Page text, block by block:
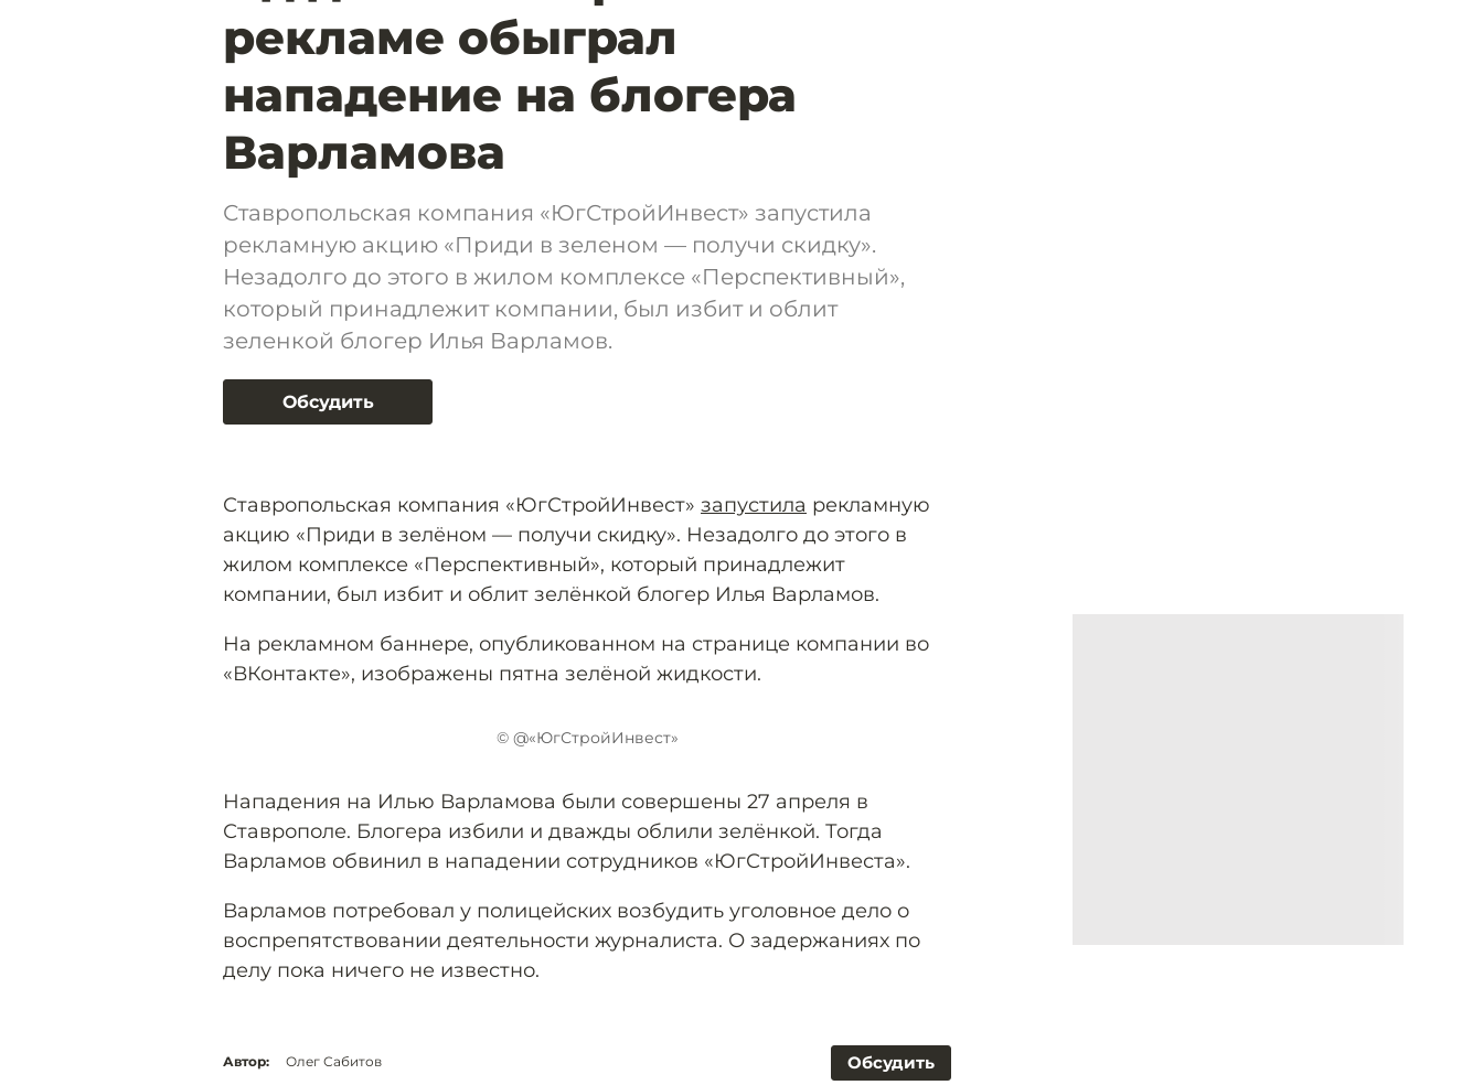
рекламе обыграл
нападение на блогера
Варламова
Ставропольская компания «ЮгСтройИнвест» запустила
рекламную акцию «Приди в зеленом — получи скидку».
Незадолго до этого в жилом комплексе «Перспективный»,
который принадлежит компании, был избит и облит
зеленкой блогер Илья Варламов.
Обсудить
Ставропольская компания «ЮгСтройИнвест» запустила рекламную
акцию «Приди в зелёном — получи скидку». Незадолго до этого в
жилом комплексе «Перспективный», который принадлежит
компании, был избит и облит зелёнкой блогер Илья Варламов.
На рекламном баннере, опубликованном на странице компании во
«ВКонтакте», изображены пятна зелёной жидкости.
© @«ЮгСтройИнвест»
Нападения на Илью Варламова были совершены 27 апреля в
Ставрополе. Блогера избили и дважды облили зелёнкой. Тогда
Варламов обвинил в нападении сотрудников «ЮгСтройИнвеста».
Варламов потребовал у полицейских возбудить уголовное дело о
воспрепятствовании деятельности журналиста. О задержаниях по
делу пока ничего не известно.
Обсудить
Автор: Олег Сабитов